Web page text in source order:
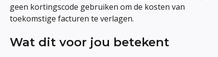
geen kortingscode gebruiken om de kosten van
toekomstige facturen te verlagen.
Wat dit voor jou betekent